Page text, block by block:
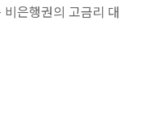
은행권의 고금리 대